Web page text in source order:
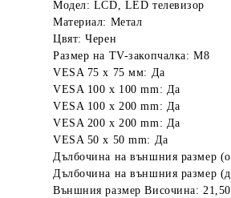
Модел: LCD, LED телевизор
Материал: Метал
Цвят: Черен
Размер на TV-закопчалка: M8
VESA 75 х 75 мм: Да
VESA 100 х 100 mm: Да
VESA 100 х 200 mm: Да
VESA 200 х 200 mm: Да
VESA 50 х 50 mm: Да
Дълбочина на външния размер
Дълбочина на външния размер
Външния размер Височина: